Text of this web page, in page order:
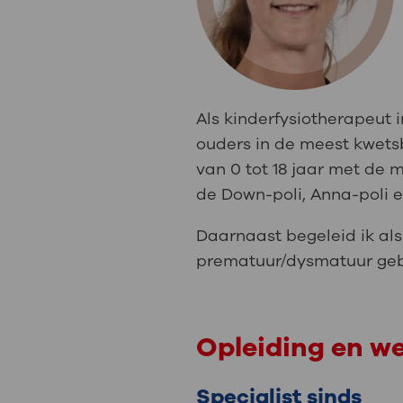
Uw
Uw
Werken
Contact
steeds verder uit, zodat u zelf
we u sneller helpen.
Direct naar MijnOLVG
Als kinderfysiotherapeut
ouders in de meest
van 0 tot 18 jaar met de
de Down-poli, Anna-poli
Daarnaast begeleid ik
prematuur/dysmatuur
Opleiding en
Specialist sinds